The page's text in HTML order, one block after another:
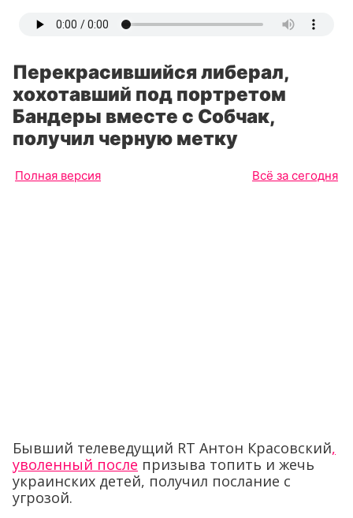
Перекрасившийся либерал,
хохотавший под портретом
Бандеры вместе с Собчак,
получил черную метку
Полная версия Всё за сегодня
Бывший телеведущий RT Антон Красовский,
уволенный после призыва топить и жечь
украинских детей, получил послание с
угрозой.